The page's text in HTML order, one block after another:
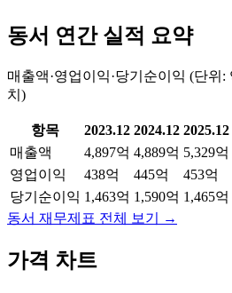
동서 연간 실적 요약
매출액·영업이익·당기순이익 (단위
치)
항목 2023.12 2024.12 2025.12
매출액
4,897억 4,889억 5,329억
영업이익
438억 445억 453억
당기순이익 1,463억 1,590억 1,465억
동서 재무제표 전체 보기 →
가격 차트